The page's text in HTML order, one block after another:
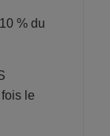
% du
le